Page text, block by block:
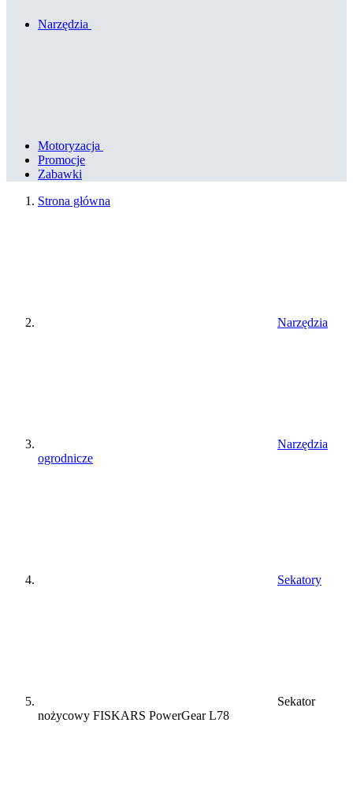
Narzędzia
Motoryzacja
Promocje
Zabawki
Strona główna
Narzędzia
Narzędzia
ogrodnicze
Sekatory
Sekator
nożycowy FISKARS PowerGear L78